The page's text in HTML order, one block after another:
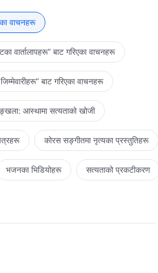
किनकि येशूले धेरै काम गर्नुभयो जुन पहिला
भन्दा फरक हुनुहुन्थ्यो।
वाचनहरू
वार्तालापहरू” बाट गरिएका वाचनहरू
बाट गरिएका वाचनहरू
आस्थामा सत्यताको खोजी
कोरस सङ्गीतमा नृत्यका प्रस्तुतिहरू
भजनका भिडियोहरू सत्यताको प्रकटीकरण